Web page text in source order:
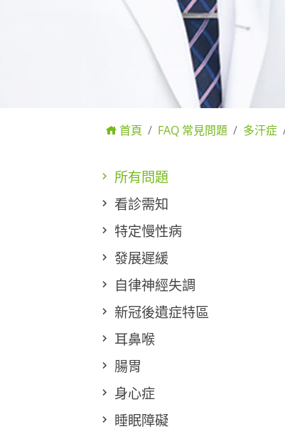
首頁 FAQ 常見問題 多汗症
所有問題
看診需知
特定慢性病
發展遲緩
自律神經失調
新冠後遺症特區
耳鼻喉
腸胃
身心症
睡眠障礙